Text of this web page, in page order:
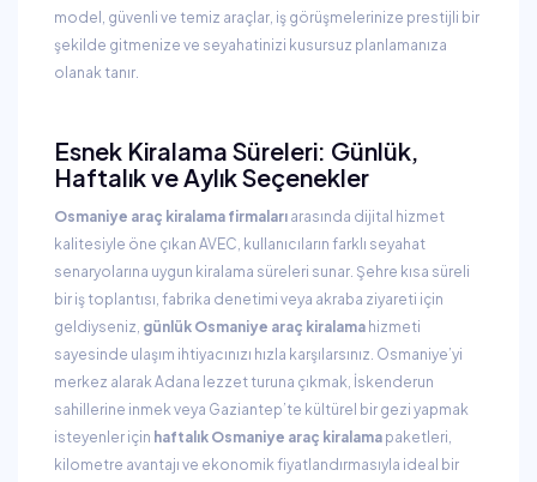
model, güvenli ve temiz araçlar, iş görüşmelerinize prestijli bir
şekilde gitmenize ve seyahatinizi kusursuz planlamanıza
olanak tanır.
Esnek Kiralama Süreleri: Günlük,
Haftalık ve Aylık Seçenekler
Osmaniye araç kiralama firmaları arasında dijital hizmet
kalitesiyle öne çıkan AVEC, kullanıcıların farklı seyahat
senaryolarına uygun kiralama süreleri sunar. Şehre kısa süreli
bir iş toplantısı, fabrika denetimi veya akraba ziyareti için
geldiyseniz, günlük Osmaniye araç kiralama hizmeti
sayesinde ulaşım ihtiyacınızı hızla karşılarsınız. Osmaniye’yi
merkez alarak Adana lezzet turuna çıkmak, İskenderun
sahillerine inmek veya Gaziantep’te kültürel bir gezi yapmak
isteyenler için haftalık Osmaniye araç kiralama paketleri,
kilometre avantajı ve ekonomik fiyatlandırmasıyla ideal bir